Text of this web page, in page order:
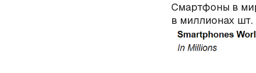
Смартфоны в
в миллионах шт.